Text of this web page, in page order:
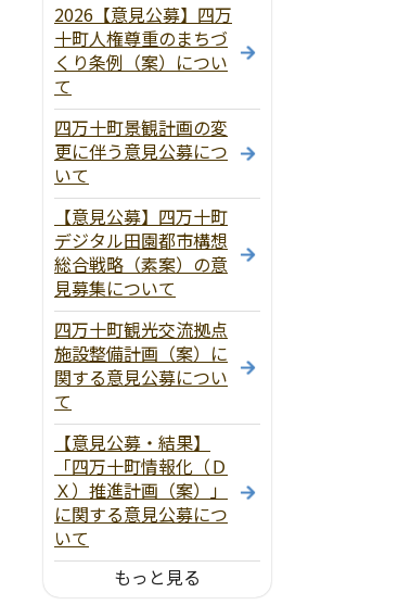
2026【意見公募】四万
十町人権尊重のまちづ
くり条例（案）につい
て
四万十町景観計画の変
更に伴う意見公募につ
いて
【意見公募】四万十町
デジタル田園都市構想
総合戦略（素案）の意
見募集について
四万十町観光交流拠点
施設整備計画（案）に
関する意見公募につい
て
【意見公募・結果】
「四万十町情報化（Ｄ
Ｘ）推進計画（案）」
に関する意見公募につ
いて
もっと見る